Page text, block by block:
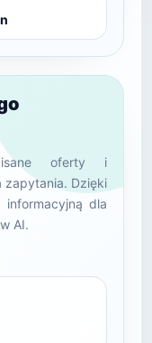
oferty i
zapytania. Dzięki
dla
AI.